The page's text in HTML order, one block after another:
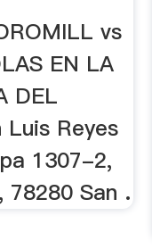
vs
EN LA
DEL
Luis Reyes
1307-2,
78280 San .